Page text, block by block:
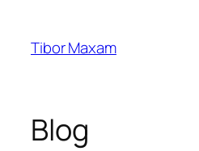
springen
Tibor Maxam
Blog